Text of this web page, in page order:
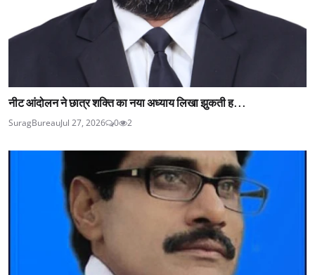
नीट आंदोलन ने छात्र शक्ति का नया अध्याय लिखा झुकती ह...
SuragBureauJul 27, 2026 0 2